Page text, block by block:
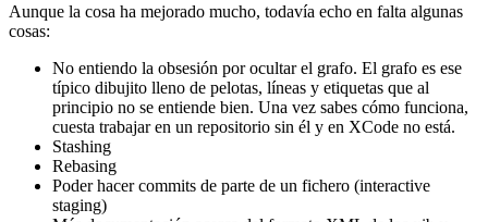
Aunque la cosa ha mejorado mucho, todavía echo en falta algunas
cosas:
No entiendo la obsesión por ocultar el grafo. El grafo es ese
típico dibujito lleno de pelotas, líneas y etiquetas que al
principio no se entiende bien. Una vez sabes cómo funciona,
cuesta trabajar en un repositorio sin él y en XCode no está.
Stashing
Rebasing
Poder hacer commits de parte de un fichero (interactive
staging)